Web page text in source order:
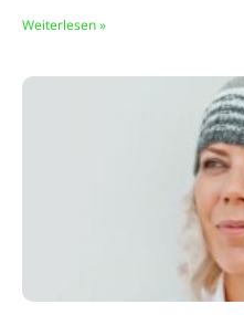
Weiterlesen »